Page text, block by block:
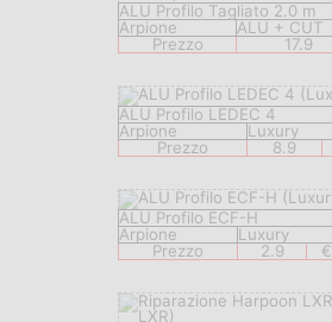
ALU Profilo Tagliato 2.0 m
Arpione
ALU + CUT
Prezzo
17.9
ALU Profilo LEDEC 4
Arpione
Luxury
Prezzo
8.9
ALU Profilo ECF-H
Arpione
Luxury
Prezzo
2.9 €